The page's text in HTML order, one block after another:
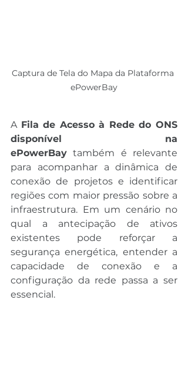
Captura de Tela do Mapa da Plataforma
ePowerBay
A Fila de Acesso à Rede do ONS
disponível na
ePowerBay também é relevante
para acompanhar a dinâmica de
conexão de projetos e identificar
regiões com maior pressão sobre a
infraestrutura. Em um cenário no
qual a antecipação de ativos
existentes pode reforçar a
segurança energética, entender a
capacidade de conexão e a
configuração da rede passa a ser
essencial.